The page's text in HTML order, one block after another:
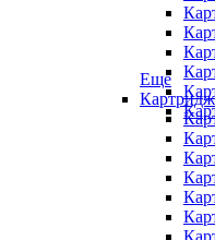
Еще